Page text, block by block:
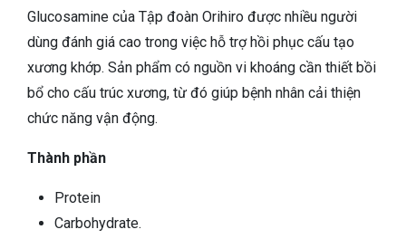
Glucosamine của Tập đoàn Orihiro được nhiều người
dùng đánh giá cao trong việc hỗ trợ hồi phục cấu tạo
xương khớp. Sản phẩm có nguồn vi khoáng cần thiết bồi
bổ cho cấu trúc xương, từ đó giúp bệnh nhân cải thiện
chức năng vận động.
Thành phần
Protein
Carbohydrate.